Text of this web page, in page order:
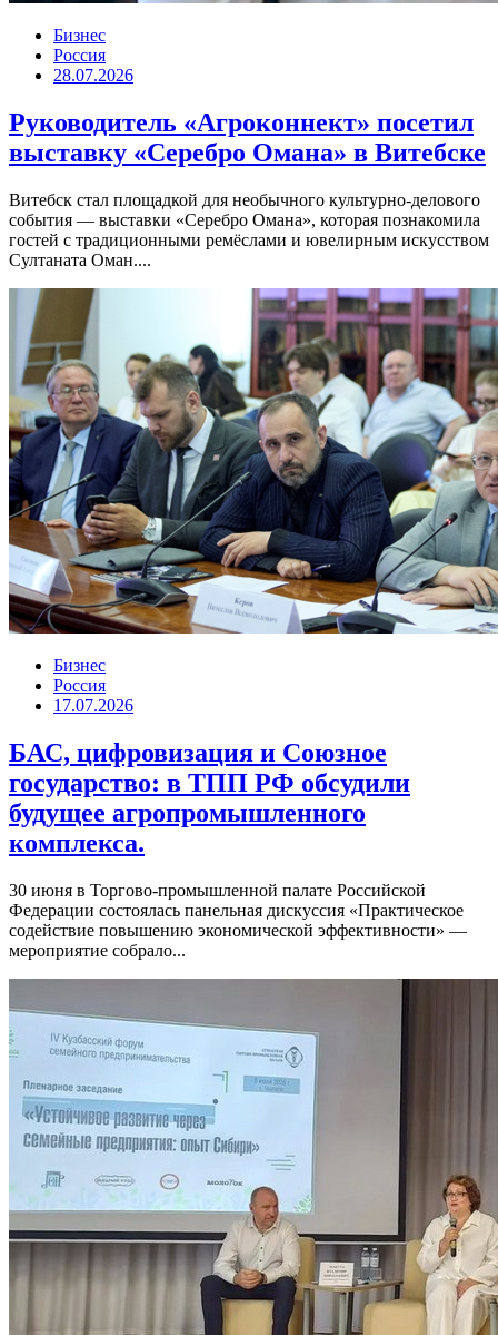
Бизнес
Россия
28.07.2026
Руководитель «Агроконнект» посетил
выставку «Серебро Омана» в Витебске
Витебск стал площадкой для необычного культурно-делового
события — выставки «Серебро Омана», которая познакомила
гостей с традиционными ремёслами и ювелирным искусством
Султаната Оман....
Бизнес
Россия
17.07.2026
БАС, цифровизация и Союзное
государство: в ТПП РФ обсудили
будущее агропромышленного
комплекса.
30 июня в Торгово-промышленной палате Российской
Федерации состоялась панельная дискуссия «Практическое
содействие повышению экономической эффективности» —
мероприятие собрало...